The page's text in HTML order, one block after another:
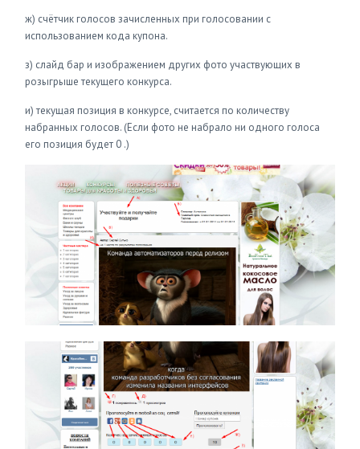
ж) счётчик голосов зачисленных при голосовании с
использованием кода купона.
з) слайд бар и изображением других фото участвующих в
розыгрыше текущего конкурса.
и) текущая позиция в конкурсе, считается по количеству
набранных голосов. (Если фото не набрало ни одного голоса
его позиция будет 0 .)